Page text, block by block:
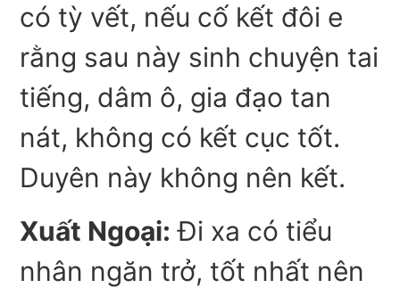
có tỳ vết, nếu cố kết đôi e
rằng sau này sinh chuyện tai
tiếng, dâm ô, gia đạo tan
nát, không có kết cục tốt.
Duyên này không nên kết.
Xuất Ngoại: Đi xa có tiểu
nhân ngăn trở, tốt nhất nên